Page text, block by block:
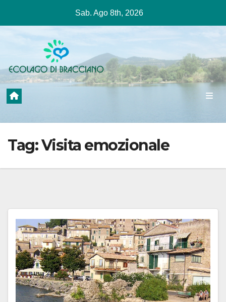
contenuto
Sab. Ago 8th, 2026
Tag:Visita emozionale